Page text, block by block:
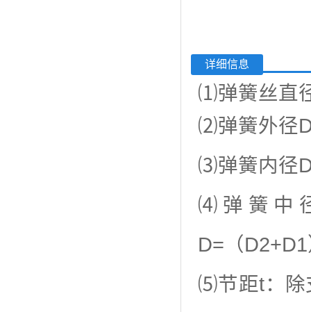
详细信息
⑴弹簧丝直
⑵弹簧外径
⑶弹簧内径
⑷弹簧中
D=（
⑸节距t：除